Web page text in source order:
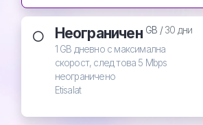
Неограничен GB /30 дни
1 GB дневно с максимална
скорост, след това 5 Mbps
неограничено
Etisalat